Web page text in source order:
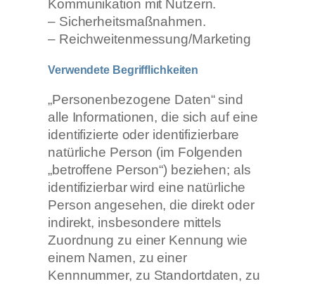
Kommunikation mit Nutzern.
– Sicherheitsmaßnahmen.
– Reichweitenmessung/Marketing
Verwendete Begrifflichkeiten
„Personenbezogene Daten“ sind
alle Informationen, die sich auf eine
identifizierte oder identifizierbare
natürliche Person (im Folgenden
„betroffene Person“) beziehen; als
identifizierbar wird eine natürliche
Person angesehen, die direkt oder
indirekt, insbesondere mittels
Zuordnung zu einer Kennung wie
einem Namen, zu einer
Kennnummer, zu Standortdaten, zu